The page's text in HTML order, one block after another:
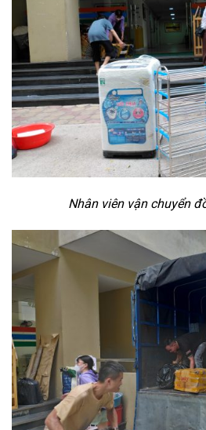
Nhân viên vận chuyển